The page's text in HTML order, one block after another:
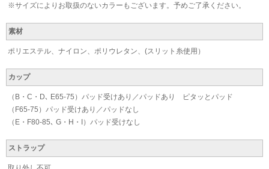
※サイズによりお取扱のないカラーもございます。予めご了承ください。
素材
ポリエステル、ナイロン、ポリウレタン、(スリット糸使用）
カップ
（B・C・D､ E65-75）パッド受けあり／パッドあり ピタッとパッド
（F65-75）パッド受けあり／パッドなし
（E・F80-85､ G・H・I）パッド受けなし
ストラップ